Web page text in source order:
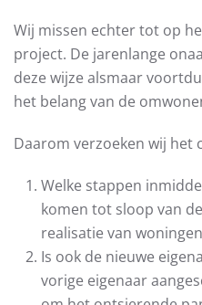
Wij missen echter tot op
project. De jarenlange
deze wijze alsmaar
het belang van de
Daarom verzoeken wij het
Welke stappen
komen tot sloop van
realisatie van
Is ook de nieuwe
vorige eigenaar